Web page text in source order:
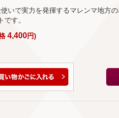
使いで実力を発揮するマレンマ地方
す。
4,400円)